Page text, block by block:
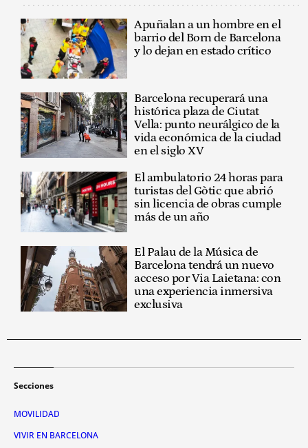
Apuñalan a un hombre en el
barrio del Born de Barcelona
y lo dejan en estado crítico
Barcelona recuperará una
histórica plaza de Ciutat
Vella: punto neurálgico de la
vida económica de la ciudad
en el siglo XV
El ambulatorio 24 horas para
turistas del Gòtic que abrió
sin licencia de obras cumple
más de un año
El Palau de la Música de
Barcelona tendrá un nuevo
acceso por Via Laietana: con
una experiencia inmersiva
exclusiva
Secciones
MOVILIDAD
VIVIR EN BARCELONA